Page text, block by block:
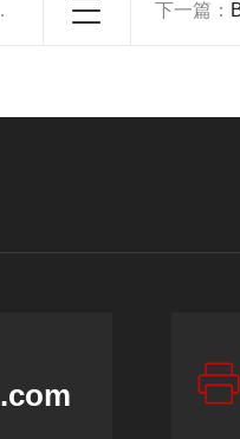
下一篇：